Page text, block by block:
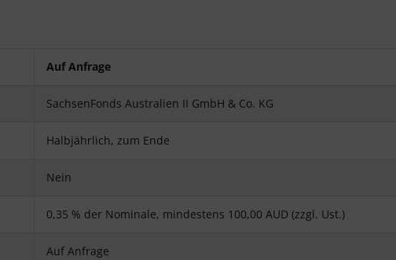
Auf Anfrage
SachsenFonds Australien II GmbH & Co. KG
Halbjährlich, zum Ende
Nein
0,35 % der Nominale, mindestens 100,00 AUD (zzgl. Ust.)
Auf Anfrage